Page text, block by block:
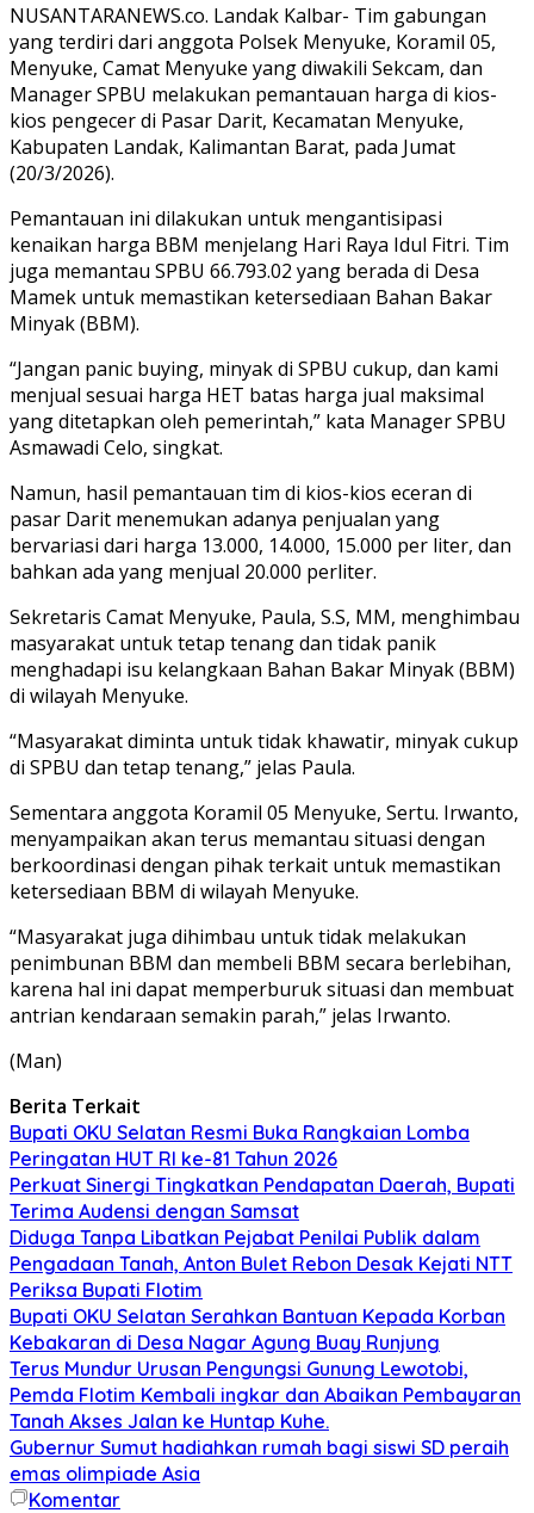
NUSANTARANEWS.co. Landak Kalbar- Tim gabungan
yang terdiri dari anggota Polsek Menyuke, Koramil 05,
Menyuke, Camat Menyuke yang diwakili Sekcam, dan
Manager SPBU melakukan pemantauan harga di kios-
kios pengecer di Pasar Darit, Kecamatan Menyuke,
Kabupaten Landak, Kalimantan Barat, pada Jumat
(20/3/2026).
Pemantauan ini dilakukan untuk mengantisipasi
kenaikan harga BBM menjelang Hari Raya Idul Fitri. Tim
juga memantau SPBU 66.793.02 yang berada di Desa
Mamek untuk memastikan ketersediaan Bahan Bakar
Minyak (BBM).
“Jangan panic buying, minyak di SPBU cukup, dan kami
menjual sesuai harga HET batas harga jual maksimal
yang ditetapkan oleh pemerintah,” kata Manager SPBU
Asmawadi Celo, singkat.
Namun, hasil pemantauan tim di kios-kios eceran di
pasar Darit menemukan adanya penjualan yang
bervariasi dari harga 13.000, 14.000, 15.000 per liter, dan
bahkan ada yang menjual 20.000 perliter.
Sekretaris Camat Menyuke, Paula, S.S, MM, menghimbau
masyarakat untuk tetap tenang dan tidak panik
menghadapi isu kelangkaan Bahan Bakar Minyak (BBM)
di wilayah Menyuke.
“Masyarakat diminta untuk tidak khawatir, minyak cukup
di SPBU dan tetap tenang,” jelas Paula.
Sementara anggota Koramil 05 Menyuke, Sertu. Irwanto,
menyampaikan akan terus memantau situasi dengan
berkoordinasi dengan pihak terkait untuk memastikan
ketersediaan BBM di wilayah Menyuke.
“Masyarakat juga dihimbau untuk tidak melakukan
penimbunan BBM dan membeli BBM secara berlebihan,
karena hal ini dapat memperburuk situasi dan membuat
antrian kendaraan semakin parah,” jelas Irwanto.
(Man)
Berita Terkait
Bupati OKU Selatan Resmi Buka Rangkaian Lomba
Peringatan HUT RI ke-81 Tahun 2026
Perkuat Sinergi Tingkatkan Pendapatan Daerah, Bupati
Terima Audensi dengan Samsat
Diduga Tanpa Libatkan Pejabat Penilai Publik dalam
Pengadaan Tanah, Anton Bulet Rebon Desak Kejati NTT
Periksa Bupati Flotim
Bupati OKU Selatan Serahkan Bantuan Kepada Korban
Kebakaran di Desa Nagar Agung Buay Runjung
Terus Mundur Urusan Pengungsi Gunung Lewotobi,
Pemda Flotim Kembali ingkar dan Abaikan Pembayaran
Tanah Akses Jalan ke Huntap Kuhe.
Gubernur Sumut hadiahkan rumah bagi siswi SD peraih
emas olimpiade Asia
Komentar